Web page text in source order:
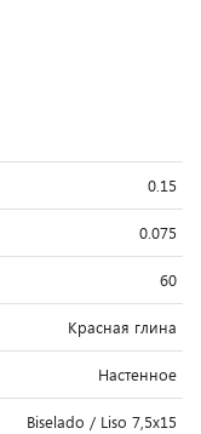
0.15
0.075
60
Красная глина
Настенное
Biselado / Liso 7,5x15